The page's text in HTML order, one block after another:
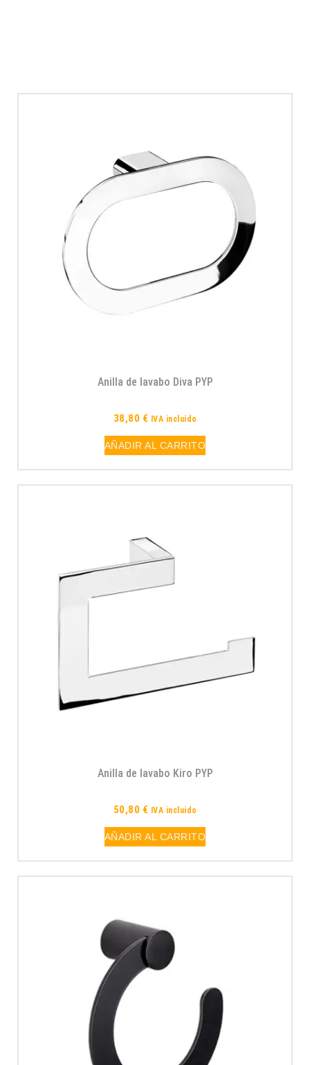
Anilla de lavabo Diva PYP
38,80 € IVA incluido
AÑADIR AL CARRITO
Anilla de lavabo Kiro PYP
50,80 € IVA incluido
AÑADIR AL CARRITO